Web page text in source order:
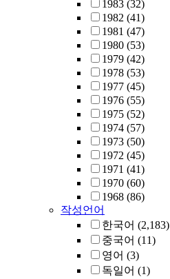
1983 (32)
1982 (41)
1981 (47)
1980 (53)
1979 (42)
1978 (53)
1977 (45)
1976 (55)
1975 (52)
1974 (57)
1973 (50)
1972 (45)
1971 (41)
1970 (60)
1968 (86)
작성언어
한국어 (2,183)
중국어 (11)
영어 (3)
독일어 (1)